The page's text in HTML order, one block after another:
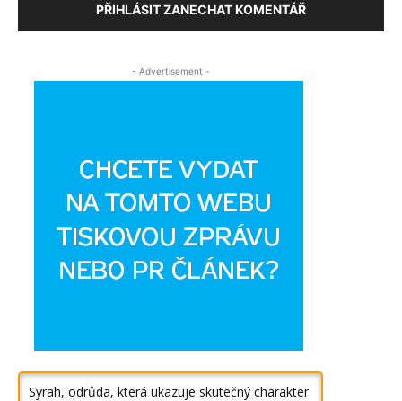
PŘIHLÁSIT ZANECHAT KOMENTÁŘ
- Advertisement -
Syrah, odrůda, která ukazuje skutečný charakter